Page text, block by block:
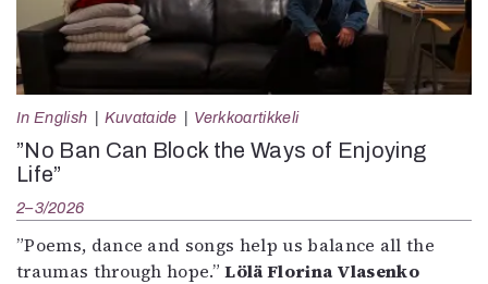
In English Kuvataide Verkkoartikkeli
”No Ban Can Block the Ways of Enjoying
Life”
2–3/2026
”Poems, dance and songs help us balance all the
traumas through hope.”Lölä Florina Vlasenko